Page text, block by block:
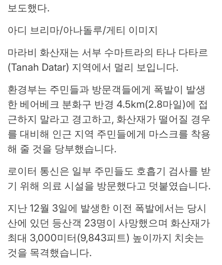
보도했다.
아디 브리마/아나돌루/게티 이미지
마라비 화산재는 서부 수마트라의 타나 다타르
(Tanah Datar) 지역에서 멀리 보입니다.
환경부는 주민들과 방문객들에게 폭발이 발생
한 베어베크 분화구 반경 4.5km(2.8마일)에 접
근하지 말라고 경고하고, 화산재가 떨어질 경우
를 대비해 인근 지역 주민들에게 마스크를 착용
해 줄 것을 당부했습니다.
로이터 통신은 일부 주민들도 호흡기 검사를 받
기 위해 의료 시설을 방문했다고 덧붙였습니다.
지난 12월 3일에 발생한 이전 폭발에서는 당시
산에 있던 등산객 23명이 사망했으며 화산재가
최대 3,000미터(9,843피트) 높이까지 치솟는
것을 목격했습니다.